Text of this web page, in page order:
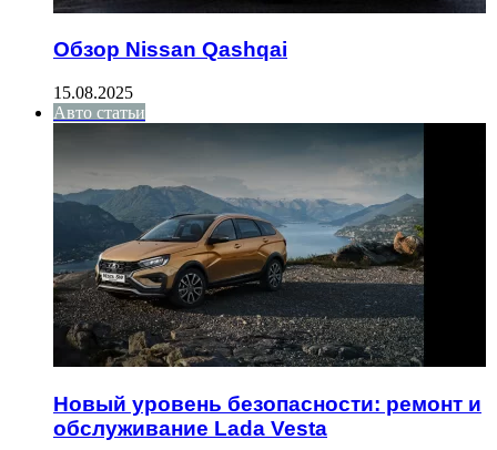
Обзор Nissan Qashqai
15.08.2025
Авто статьи
Новый уровень безопасности: ремонт и
обслуживание Lada Vesta